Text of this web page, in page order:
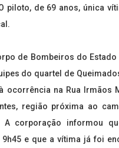
piloto, de 69 anos, única
de Bombeiros do
do quartel de
ocorrência na Rua Irmãos
região próxima ao
A corporação informou
e que a vítima já foi